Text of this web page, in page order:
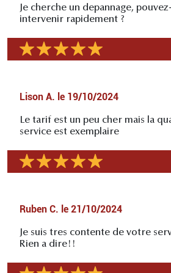
Je cherche un depannage,
intervenir rapidement ?
Lison A. le 19/10/2024
Le tarif est un peu cher mais la
service est exemplaire
Ruben C. le 21/10/2024
Je suis tres contente de votre
Rien a dire!!